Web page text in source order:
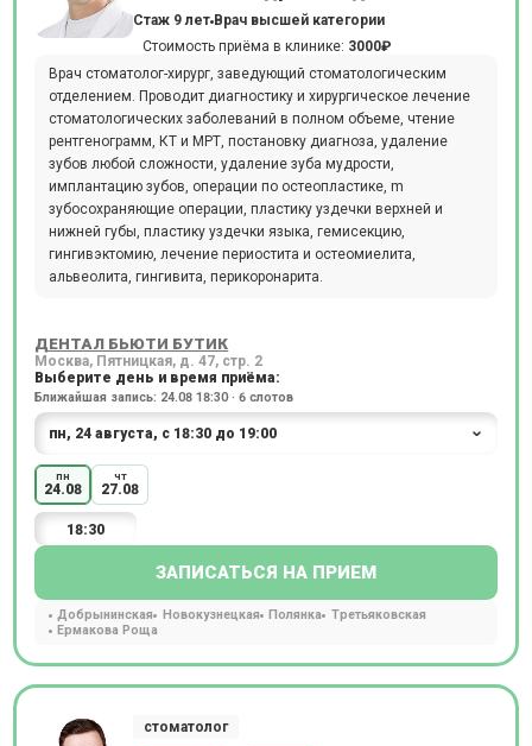
Стаж 9 лет Врач высшей категории
Стоимость приёма в клинике: 3000₽
Врач стоматолог-хирург, заведующий стоматологическим
отделением. Проводит диагностику и хирургическое лечение
стоматологических заболеваний в полном объеме, чтение
рентгенограмм, КТ и МРТ, постановку диагноза, удаление
зубов любой сложности, удаление зуба мудрости,
имплантацию зубов, операции по остеопластике, m
зубосохраняющие операции, пластику уздечки верхней и
нижней губы, пластику уздечки языка, гемисекцию,
гингивэктомию, лечение периостита и остеомиелита,
альвеолита, гингивита, перикоронарита.
ДЕНТАЛ БЬЮТИ БУТИК
Москва, Пятницкая, д. 47, стр. 2
Выберите день и время приёма:
Ближайшая запись: 24.08 18:30 · 6 слотов
пн
24.08
чт
27.08
18:30
ЗАПИСАТЬСЯ НА ПРИЕМ
Добрынинская Новокузнецкая Полянка
Третьяковская
Ермакова Роща
стоматолог